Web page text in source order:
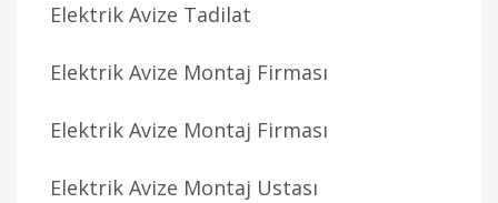
Elektrik Avize Tadilat
Elektrik Avize Montaj Firması
Elektrik Avize Montaj Firması
Elektrik Avize Montaj Ustası